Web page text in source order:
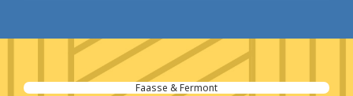
Faasse & Fermont